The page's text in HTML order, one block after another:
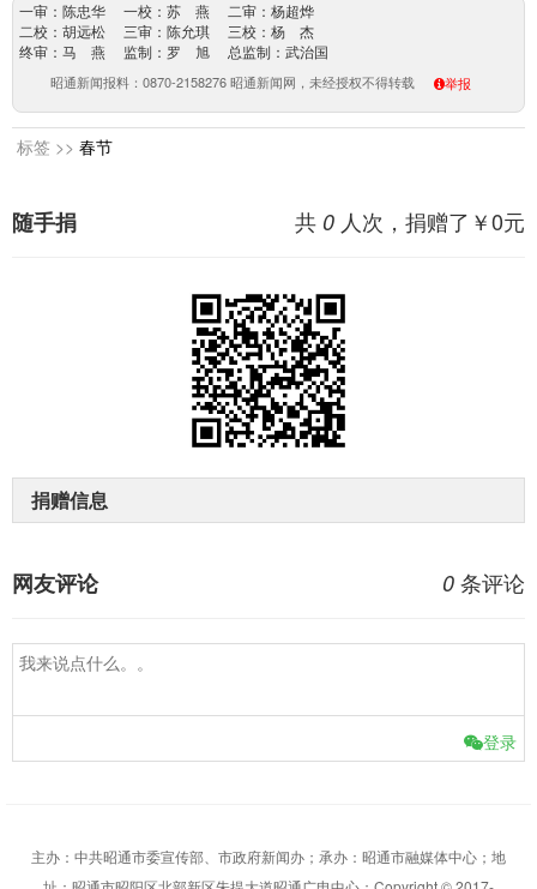
一审：陈忠华 一校：苏 燕 二审：杨超烨
二校：胡远松 三审：陈允琪 三校：杨 杰
终审：马 燕 监制：罗 旭 总监制：武治国
昭通新闻报料：0870-2158276 昭通新闻网，未经授权不得转载 举报
标签 >> 春节
共 0 人次，捐赠了￥0元
随手捐
捐赠信息
0 条评论
网友评论
登录
主办：中共昭通市委宣传部、市政府新闻办；承办：昭通市融媒体中心；地